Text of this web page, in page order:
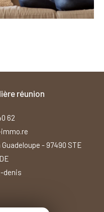
réunion
62
Guadeloupe - 97490 STE
denis
sur